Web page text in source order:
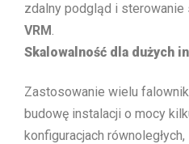
zdalny podgląd i
VRM.
Skalowalność dla dużych
Zastosowanie wielu
budowę instalacji o mocy
konfiguracjach równoległych,